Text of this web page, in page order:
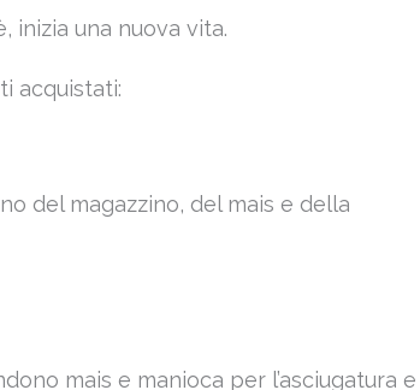
inizia una nuova vita.
acquistati:
del magazzino, del mais e della
mais e manioca per l’asciugatura e